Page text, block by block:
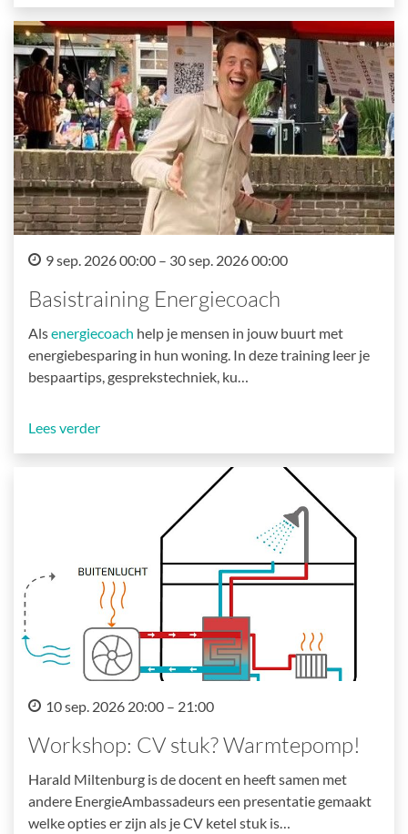
9 sep. 2026 00:00 – 30 sep. 2026 00:00
Basistraining Energiecoach
Alsenergiecoach help je mensen in jouw buurt met
energiebesparing in hun woning. In deze training leer je
bespaartips, gesprekstechniek, ku…
Lees verder
10 sep. 2026 20:00 – 21:00
Workshop: CV stuk? Warmtepomp!
Harald Miltenburg is de docent en heeft samen met
andere EnergieAmbassadeurs een presentatie gemaakt
welke opties er zijn als je CV ketel stuk is…